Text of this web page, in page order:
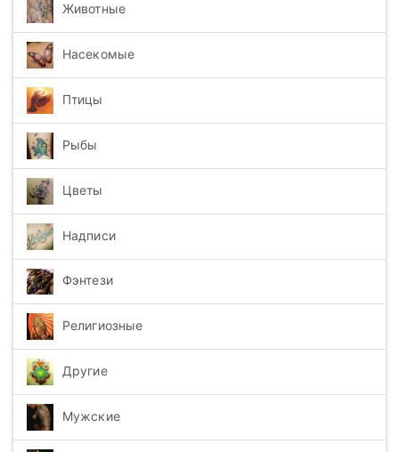
Животные
Насекомые
Птицы
Рыбы
Цветы
Надписи
Фэнтези
Религиозные
Другие
Мужские